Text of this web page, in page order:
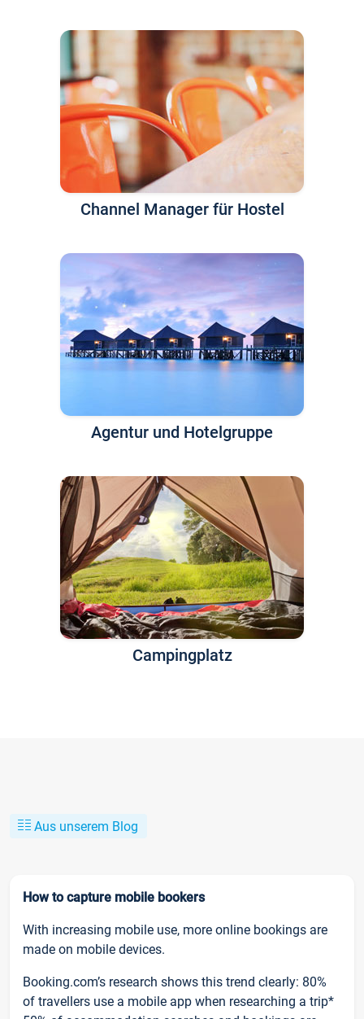
Channel Manager für Hostel
Agentur und Hotelgruppe
Campingplatz
Aus unserem Blog
How to capture mobile bookers
With increasing mobile use, more online bookings are
made on mobile devices.
Booking.com’s research shows this trend clearly: 80%
of travellers use a mobile app when researching a trip*